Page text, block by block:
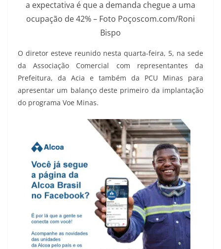
a expectativa é que a demanda chegue a uma
ocupação de 42% – Foto Poçoscom.com/Roni
Bispo
O diretor esteve reunido nesta quarta-feira, 5, na sede
da Associação Comercial com representantes da
Prefeitura, da Acia e também da PCU Minas para
apresentar um balanço deste primeiro da implantação
do programa Voe Minas.